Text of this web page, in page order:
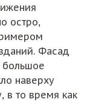
остро,
Фасад
большое
наверху
в то время как